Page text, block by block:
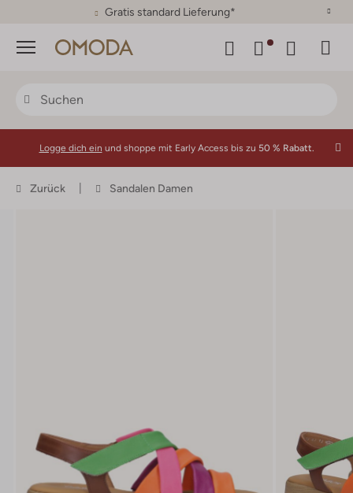
30 Tage Rückgaberecht
Menü
Logge dich ein und shoppe mit Early Access bis zu 50 % Rabatt.
Zurück Sandalen Damen